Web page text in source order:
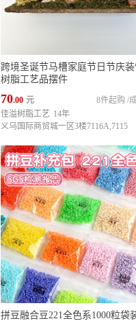
跨境圣诞节马槽家庭节日节庆装
树脂工艺品摆件
70.00 元 8件起购 /
佳溢树脂工艺 14年
义乌国际商贸城一区3楼7116A,7115
拼豆融合豆221全色系1000粒袋